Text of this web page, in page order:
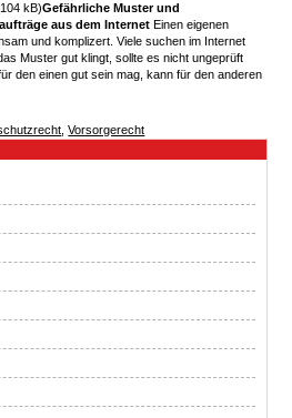
kB)Gefährliche Muster und
aus dem Internet Einen eigenen
und komplizert. Viele suchen im Internet
Muster gut klingt, sollte es nicht ungeprüft
den einen gut sein mag, kann für den anderen
,Vorsorgerecht